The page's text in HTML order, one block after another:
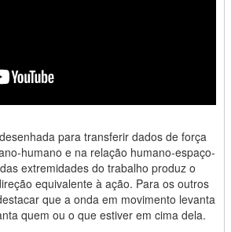
para transferir dados de força
humano e na relação humano-espaço-
extremidades do trabalho produz o
equivalente à ação. Para os outros
que a onda em movimento levanta
quem ou o que estiver em cima dela.